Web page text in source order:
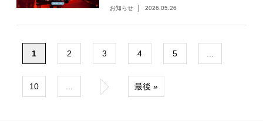
お知らせ 2026.05.26
1 2 3 4 5 ...
10 ... » 最後 »